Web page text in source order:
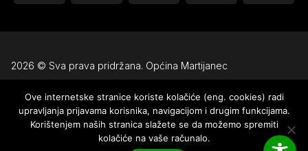
2026 © Sva prava pridržana. Općina Martijanec
Uvjeti korištenja
Pravila privatnosti
Izjava o pristupačnosti
Ove internetske stranice koriste kolačiće (eng. cookies) radi
upravljanja prijavama korisnika, navigacijom i drugim funkcijama.
Korištenjem naših stranica slažete se da možemo spremiti
kolačiće na vaše računalo.